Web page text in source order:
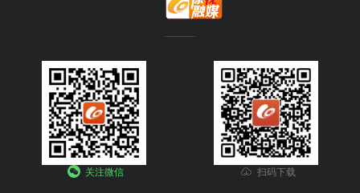
关注微信 扫码下载